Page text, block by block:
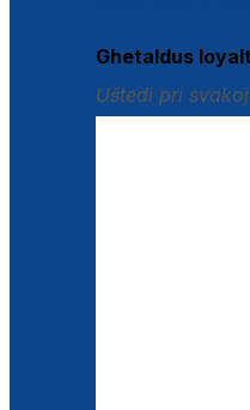
Ghetaldus
Uštedi pri